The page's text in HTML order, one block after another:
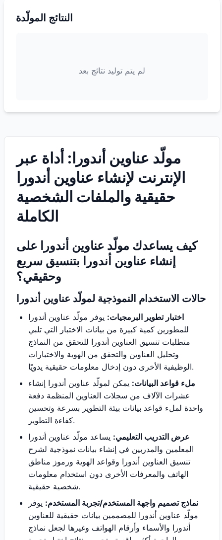
النتائج المولّدة
لم يتم توليد نتائج بعد
مولّد عناوين أندورا: أداة عبر
الإنترنت لإنشاء عناوين أندورا
حقيقية والملفات الشخصية
الكاملة
كيف يساعدك مولّد عناوين أندورا على
إنشاء عناوين أندورا بتنسيق سريع
وحقيقي؟
حالات الاستخدام النموذجية لمولّد عناوين أندورا
اختبار تطوير البرمجيات: يوفر مولّد عناوين أندورا
للمطورين كمية كبيرة من بيانات الاختبار التي تلبي
متطلبات تنسيق العناوين أندورا للتحقق من النماذج
وتحليل العناوين والتحقق من الهوية والاختبارات
الوظيفية الأخرى دون إدخال معلومات حقيقية يدويًا.
ملء قواعد البيانات: يمكن لمولّد عناوين أندورا إنشاء
عشرات الآلاف من سجلات العناوين المنظمة دفعة
واحدة لملء قواعد بيانات بيئة التطوير بسرعة وتحسين
كفاءة التطوير.
عرض التدريب التعليمي: يساعد مولّد عناوين أندورا
المعلمين والمدربين في إنشاء بيانات نموذجية لشرح
تنسيق العناوين أندورا وقواعد الهوية ورموز مناطق
الهاتف والمعرفات الأخرى دون استخدام معلومات
شخصية حقيقية.
نماذج تصميم واجهة المستخدم/تجربة المستخدم: يوفر
مولّد عناوين أندورا للمصممين بيانات حقيقية للعناوين
أندورا والأسماء وأرقام الهواتف وغيرها لجعل نماذج